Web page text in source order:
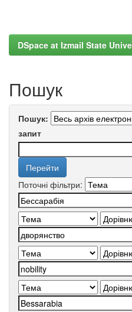
DSpace at Izmail State
Пошук
Пошук:
запит
Поточні фільтри: